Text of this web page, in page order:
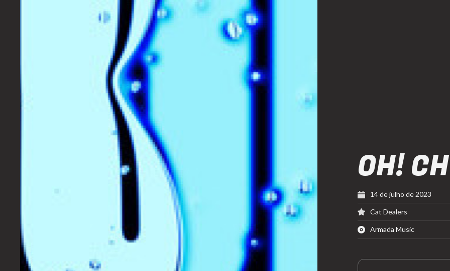
OH!
14 de julho de 2023
Cat Dealers
Armada Music